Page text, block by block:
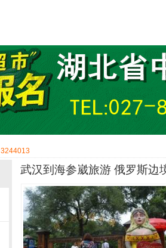
3244013
武汉到海参崴旅游 俄罗斯边